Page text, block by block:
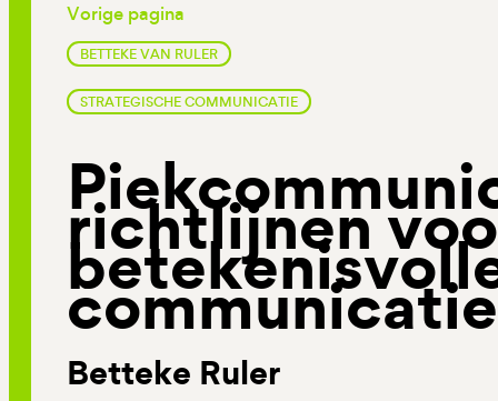
Vorige pagina
BETTEKE VAN RULER
STRATEGISCHE COMMUNICATIE
richtlijnen
communicatie
Betteke Ruler